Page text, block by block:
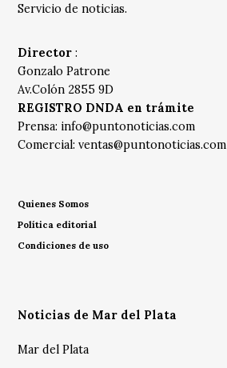
Servicio de noticias.
Director :
Gonzalo Patrone
Av.Colón 2855 9D
REGISTRO DNDA en trámite
Prensa: info@puntonoticias.com
Comercial:ventas@puntonoticias.com
Quienes Somos
Política editorial
Condiciones de uso
Noticias de Mar del Plata
Mar del Plata